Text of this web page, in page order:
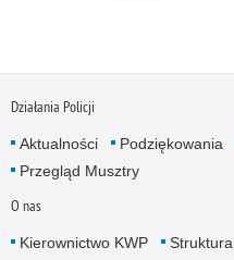
Działania Policji
Aktualności Podziękowania
Przegląd Musztry
O nas
Kierownictwo KWP Struktura